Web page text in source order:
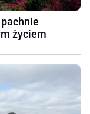
życiem